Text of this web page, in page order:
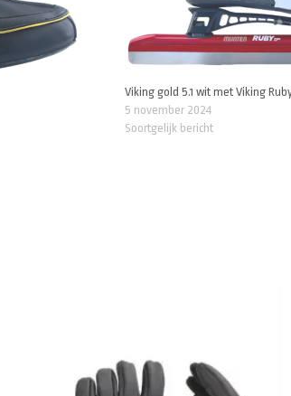
Viking gold 5.1 wit met Viking
5 november 2024
Soortgelijk bericht